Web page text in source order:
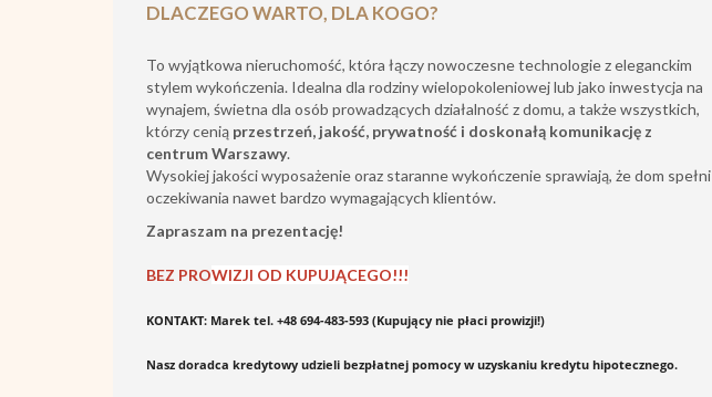
DLACZEGO WARTO, DLA KOGO?
To wyjątkowa nieruchomość, która łączy nowoczesne technologie z eleganckim
stylem wykończenia. Idealna dla rodziny wielopokoleniowej lub jako inwestycja na
wynajem, świetna dla osób prowadzących działalność z domu, a także wszystkich,
którzy cenią przestrzeń, jakość, prywatność i doskonałą komunikację z
centrum Warszawy.
Wysokiej jakości wyposażenie oraz staranne wykończenie sprawiają, że dom spełni
oczekiwania nawet bardzo wymagających klientów.
Zapraszam na prezentację!
BEZ PROWIZJI OD KUPUJĄCEGO!!!
KONTAKT: Marek tel. +48 694-483-593 (Kupujący nie płaci prowizji!)
Nasz doradca kredytowy udzieli bezpłatnej pomocy w uzyskaniu kredytu hipotecznego.